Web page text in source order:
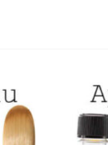
sivulla.